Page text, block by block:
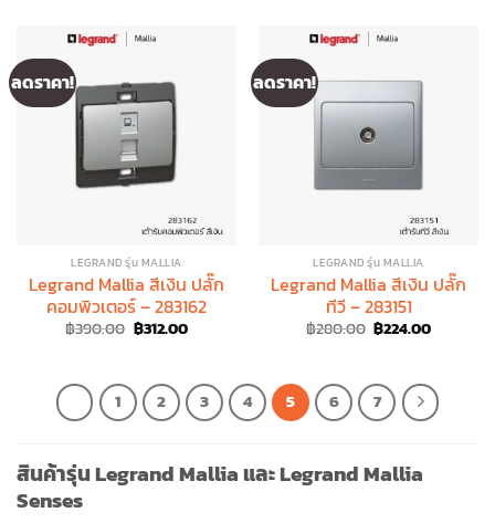
ลดราคา!
LEGRAND รุ่น MALLIA
Legrand Mallia สีเงิน ปลั๊ก
คอมพิวเตอร์ – 283162
฿390.00 Original
price
฿312.00Current
price
ลดราคา!
LEGRAND รุ่น MALLIA
Legrand Mallia สีเงิน ปลั๊ก
ทีวี – 283151
฿280.00 Original
price
฿224.00Current
1 2 3 4 5 6 7
สินค้ารุ่นLegrand MalliaและLegrand Mallia
Senses